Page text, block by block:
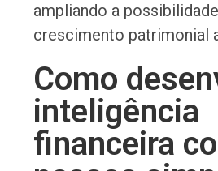
ampliando a
crescimento patrimonial
Como
inteligência
financeira